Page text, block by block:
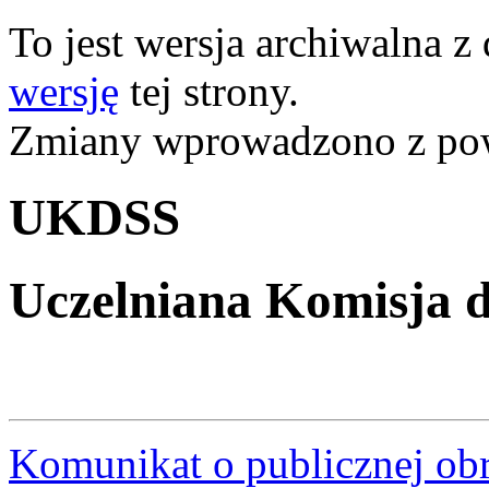
To jest wersja archiwalna
wersję tej strony.
Zmiany wprowadzono z
UKDSS
Uczelniana Komisja
Komunikat o publicznej